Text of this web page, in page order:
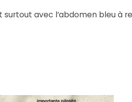
surtout avec l’abdomen bleu à